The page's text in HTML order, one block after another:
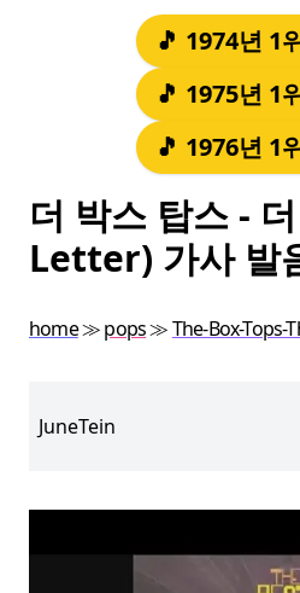
🎵 1974년 1
🎵 1975년 1
🎵 1976년 1
더 박스 탑스 -
Letter) 가사 발
home≫pops≫The-Box-Tops-
JuneTein